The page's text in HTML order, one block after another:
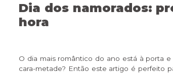
Dia dos namorados:
hora
O dia mais romântico do ano está à porta
cara-metade? Então este artigo é perfeito